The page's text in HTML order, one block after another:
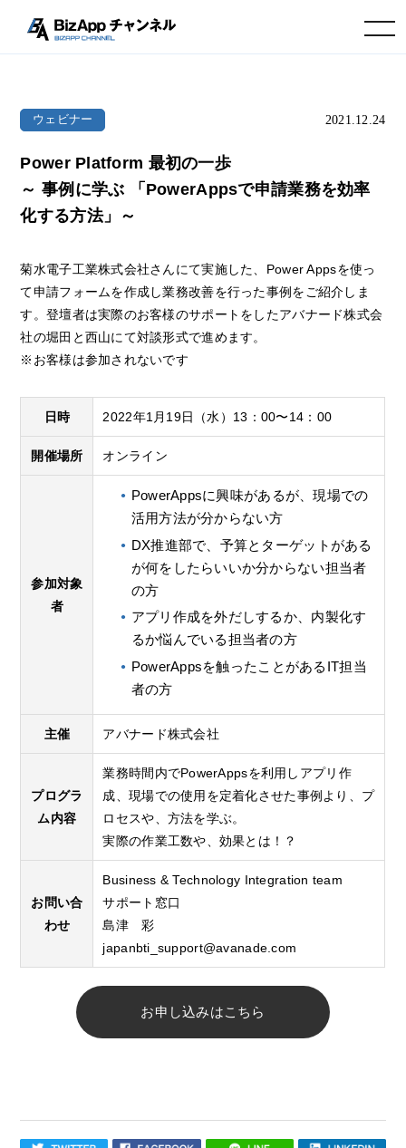
toggle navigation
ウェビナー 2021.12.24
Power Platform 最初の一歩
～ 事例に学ぶ 「PowerAppsで申請業務を効率
化する方法」～
菊水電子工業株式会社さんにて実施した、Power Appsを使っ
て申請フォームを作成し業務改善を行った事例をご紹介しま
す。登壇者は実際のお客様のサポートをしたアバナード株式会
社の堀田と西山にて対談形式で進めます。
※お客様は参加されないです
日時 2022年1月19日（水）13：00〜14：00
開催場所 オンライン
参加対象
者
PowerAppsに興味があるが、現場での
活用方法が分からない方
DX推進部で、予算とターゲットがある
が何をしたらいいか分からない担当者
の方
アプリ作成を外だしするか、内製化す
るか悩んでいる担当者の方
PowerAppsを触ったことがあるIT担当
者の方
主催 アバナード株式会社
プログラ
ム内容
業務時間内でPowerAppsを利用しアプリ作
成、現場での使用を定着化させた事例より、プ
ロセスや、方法を学ぶ。
実際の作業工数や、効果とは！？
お問い合
わせ
Business & Technology Integration team
サポート窓口
島津 彩
japanbti_support@avanade.com
お申し込みはこちら